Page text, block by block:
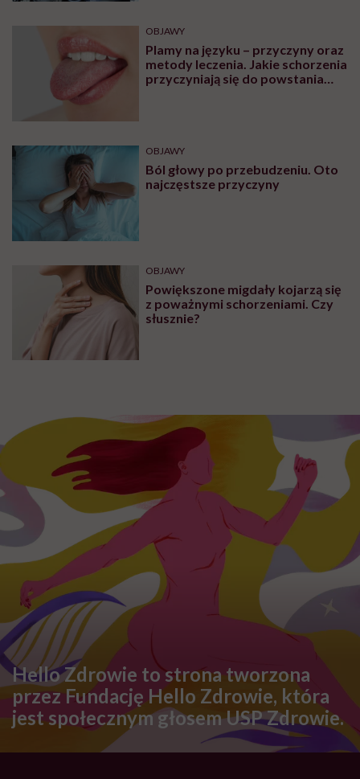
OBJAWY
Plamy na języku – przyczyny oraz
metody leczenia. Jakie schorzenia
przyczyniają się do powstania
OBJAWY
Ból głowy po przebudzeniu. Oto
najczęstsze przyczyny
OBJAWY
Powiększone migdały kojarzą się
z poważnymi schorzeniami. Czy
słusznie?
Hello Zdrowie to strona tworzona
przez Fundację Hello Zdrowie, która
jest społecznym głosem USP Zdrowie.